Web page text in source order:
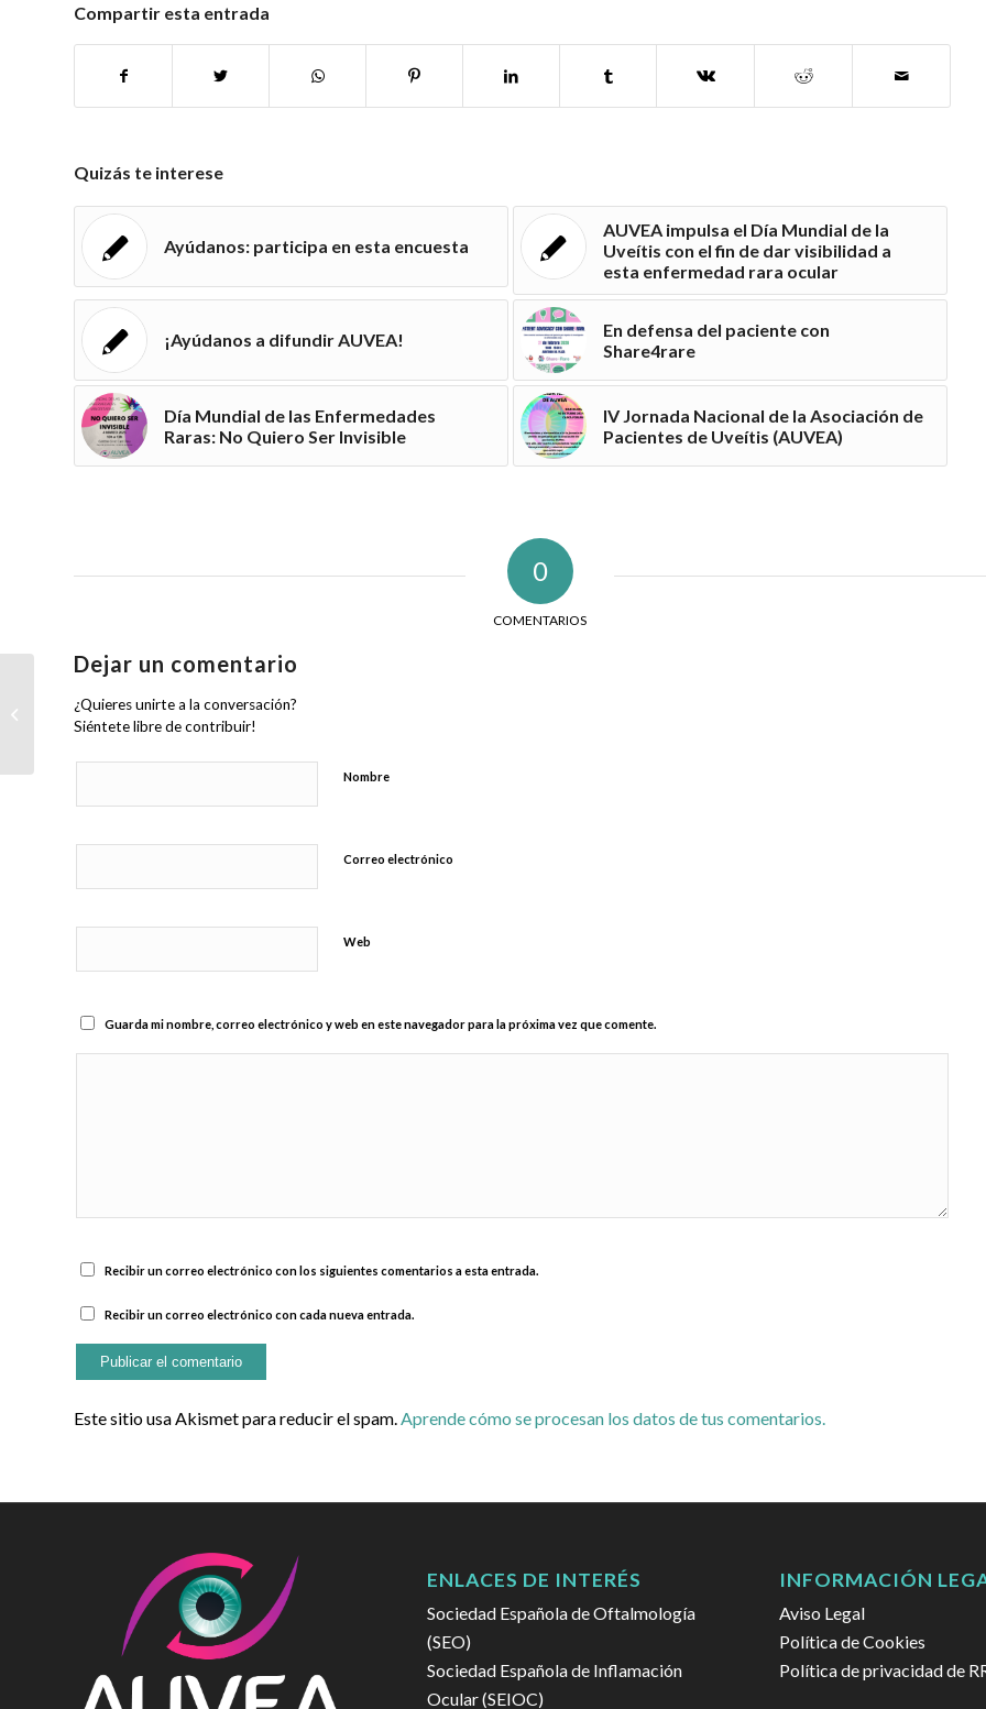
Compartir esta entrada
Quizás te interese
Ayúdanos: participa en esta encuesta
AUVEA impulsa el Día Mundial de la
Uveítis con el fin de dar visibilidad a
esta enfermedad rara ocular
¡Ayúdanos a difundir AUVEA!
En defensa del paciente con
Share4rare
Día Mundial de las Enfermedades
Raras: No Quiero Ser Invisible
IV Jornada Nacional de la Asociación de
Pacientes de Uveítis (AUVEA)
0
COMENTARIOS
Dejar un comentario
¿Quieres unirte a la conversación?
Siéntete libre de contribuir!
Nombre
Correo electrónico
Web
Guarda mi nombre, correo electrónico y web en este navegador para la próxima vez que comente.
Recibir un correo electrónico con los siguientes comentarios a esta entrada.
Recibir un correo electrónico con cada nueva entrada.
Este sitio usa Akismet para reducir el spam. Aprende cómo se procesan los datos de tus comentarios.
ENLACES DE INTERÉS
Sociedad Española de Oftalmología
(SEO)
Sociedad Española de Inflamación
Ocular (SEIOC)
INFORMACIÓN
Aviso Legal
Política de Cookies
Política de privacidad de
Ayúdanos: participa en esta encuesta